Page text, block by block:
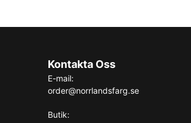
Kontakta Oss
E-mail:
order@norrlandsfarg.se
Butik: